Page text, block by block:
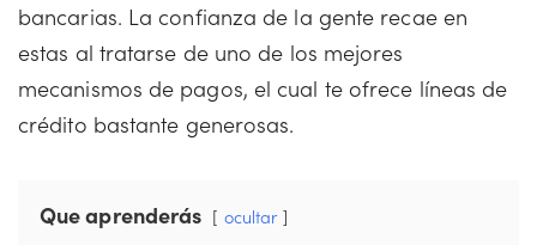
bancarias. La confianza de la gente recae en
estas al tratarse de uno de los mejores
mecanismos de pagos, el cual te ofrece líneas de
crédito bastante generosas.
Que aprenderás ocultar